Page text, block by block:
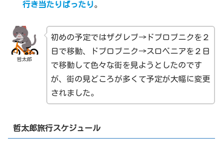
行き当たりばったり。
哲太郎
初めの予定ではザグレブ→ドブロブニクを２
日で移動、ドブロブニク→スロベニアを２日
で移動して色々な街を見ようとしたのです
が、街の見どころが多くて予定が大幅に変更
されました。
哲太郎旅行スケジュール